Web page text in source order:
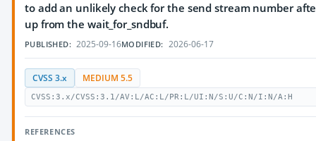
to add an unlikely check for the send stream number
up from the wait_for_sndbuf.
PUBLISHED: 2025-09-16MODIFIED: 2026-06-17
CVSS 3.x MEDIUM 5.5
CVSS:3.x/CVSS:3.1/AV:L/AC:L/PR:L/UI:N/S:U/C:N/I:N/A:H
REFERENCES